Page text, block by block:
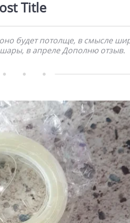
Title
будет потолще, в смысле
в апреле Дополню отзыв.    